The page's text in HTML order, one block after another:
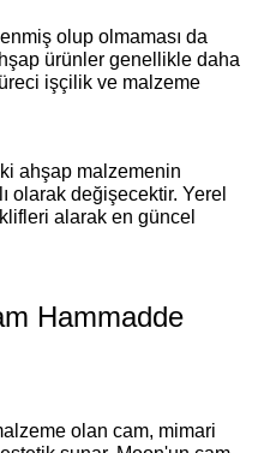
olup olmaması da
ürünler genellikle daha
işçilik ve malzeme
ahşap malzemenin
olarak değişecektir. Yerel
alarak en güncel
Hammadde
olan cam, mimari